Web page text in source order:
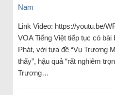
Link Video: https://youtu.be/
VOA Tiếng Việt tiếp tục có
Phát, với tựa đề “Vụ Trương
thấy”, hậu quả “rất nghiêm
Trương…